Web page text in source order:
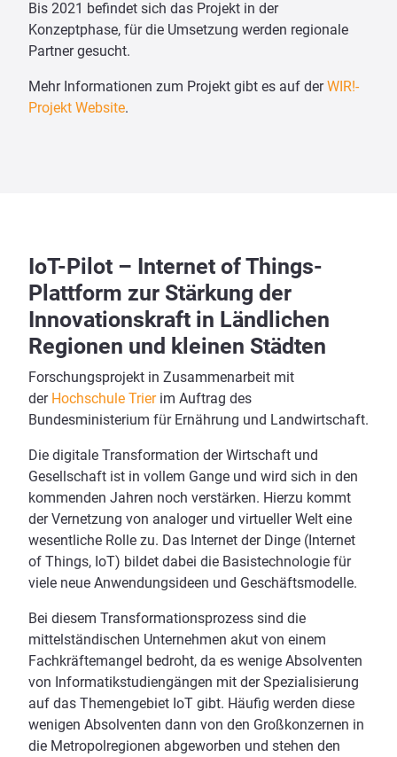
Bis 2021 befindet sich das Projekt in der
Konzeptphase, für die Umsetzung werden regionale
Partner gesucht.
Mehr Informationen zum Projekt gibt es auf derWIR!-
Projekt Website.
IoT-Pilot – Internet of Things-
Plattform zur Stärkung der
Innovationskraft in Ländlichen
Regionen und kleinen Städten
Forschungsprojekt in Zusammenarbeit mit
der Hochschule Trierim Auftrag des
Bundesministerium für Ernährung und Landwirtschaft.
Die digitale Transformation der Wirtschaft und
Gesellschaft ist in vollem Gange und wird sich in den
kommenden Jahren noch verstärken. Hierzu kommt
der Vernetzung von analoger und virtueller Welt eine
wesentliche Rolle zu. Das Internet der Dinge (Internet
of Things, IoT) bildet dabei die Basistechnologie für
viele neue Anwendungsideen und Geschäftsmodelle.
Bei diesem Transformationsprozess sind die
mittelständischen Unternehmen akut von einem
Fachkräftemangel bedroht, da es wenige Absolventen
von Informatikstudiengängen mit der Spezialisierung
auf das Themengebiet IoT gibt. Häufig werden diese
wenigen Absolventen dann von den Großkonzernen in
die Metropolregionen abgeworben und stehen den